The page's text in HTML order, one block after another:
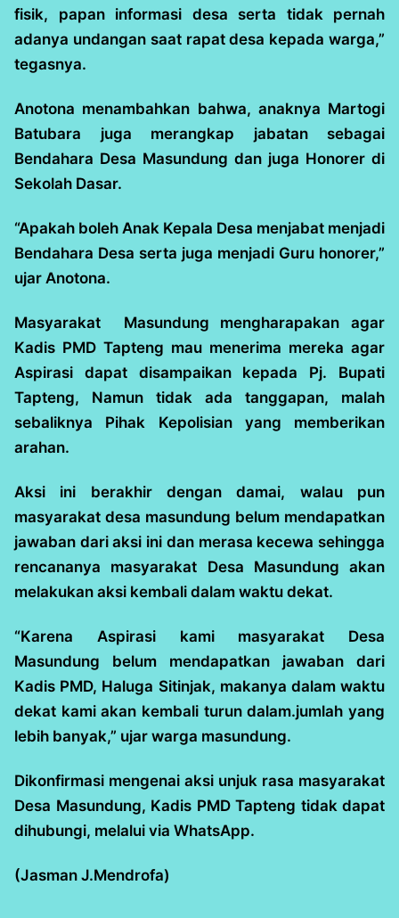
fisik, papan informasi desa serta tidak pernah
adanya undangan saat rapat desa kepada warga,”
tegasnya.
Anotona menambahkan bahwa, anaknya Martogi
Batubara juga merangkap jabatan sebagai
Bendahara Desa Masundung dan juga Honorer di
Sekolah Dasar.
“Apakah boleh Anak Kepala Desa menjabat menjadi
Bendahara Desa serta juga menjadi Guru honorer,”
ujar Anotona.
Masyarakat Masundung mengharapakan agar
Kadis PMD Tapteng mau menerima mereka agar
Aspirasi dapat disampaikan kepada Pj. Bupati
Tapteng, Namun tidak ada tanggapan, malah
sebaliknya Pihak Kepolisian yang memberikan
arahan.
Aksi ini berakhir dengan damai, walau pun
masyarakat desa masundung belum mendapatkan
jawaban dari aksi ini dan merasa kecewa sehingga
rencananya masyarakat Desa Masundung akan
melakukan aksi kembali dalam waktu dekat.
“Karena Aspirasi kami masyarakat Desa
Masundung belum mendapatkan jawaban dari
Kadis PMD, Haluga Sitinjak, makanya dalam waktu
dekat kami akan kembali turun dalam.jumlah yang
lebih banyak,” ujar warga masundung.
Dikonfirmasi mengenai aksi unjuk rasa masyarakat
Desa Masundung, Kadis PMD Tapteng tidak dapat
dihubungi, melalui via WhatsApp.
(Jasman J.Mendrofa)